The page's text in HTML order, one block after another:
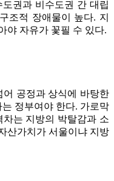
권과 비수도권 간 대립
조적 장애물이 높다. 지
야 자유가 꽃필 수 있다.
공정과 상식에 바탕한
정부여야 한다. 가로막
는 지방의 박탈감과 소
산가치가 서울이냐 지방